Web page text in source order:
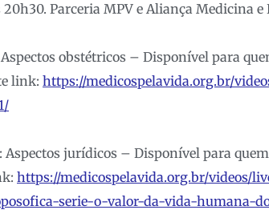
Parceria MPV e Aliança Medicina
obstétricos – Disponível para
link: https://medicospelavida.org.br/
jurídicos – Disponível para
https://medicospelavida.org.br/videos/
serie-o-valor-da-vida-humana-